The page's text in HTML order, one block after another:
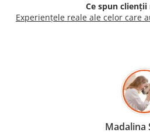
Ce spun
Experiențele reale ale celor care
Madalina